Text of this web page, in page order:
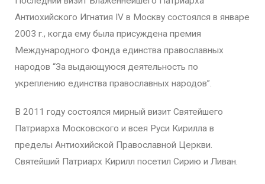
Антиохийского Игнатия IV в Москву состоялся в январе
2003 г., когда ему была присуждена премия
Международного Фонда единства православных
народов “За выдающуюся деятельность по
укреплению единства православных народов”.
В 2011 году состоялся мирный визит Святейшего
Патриарха Московского и всея Руси Кирилла в
пределы Антиохийской Православной Церкви.
Святейший Патриарх Кирилл посетил Сирию и Ливан.